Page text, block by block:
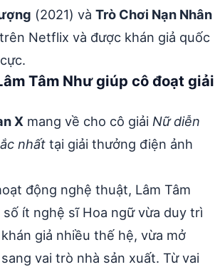
(2021) và Trò Chơi Nạn Nhân
Netflix và được khán giả quốc
Tâm Như giúp cô đoạt giải
X mang về cho cô giải Nữ diễn
nhất tại giải thưởng điện ảnh
động nghệ thuật, Lâm Tâm
ít nghệ sĩ Hoa ngữ vừa duy trì
giả nhiều thế hệ, vừa mở
vai trò nhà sản xuất. Từ vai